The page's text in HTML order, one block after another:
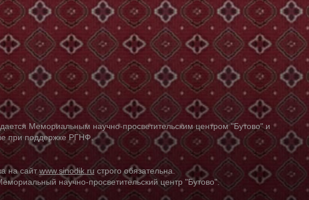
Мемориальным научно-просветительским центром "Бутово" и
при поддержке РГНФ.
на сайтwww.sinodik.ru строго обязательна.
научно-просветительский центр "Бутово".